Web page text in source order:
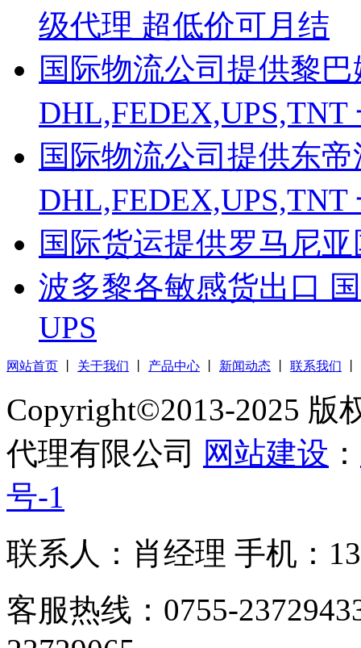
级代理 超低价可月结
国际物流公司提供黎
国际物流公司提供东
国际货运提供罗马尼
波多黎各敏感货出口
UPS
网站首页 关于我们 产品中心 新闻动态 联系我们
Copyright©2013-2025 版
代理有限公司 网站建设 ：
号-1
联系人：肖经理 手机：
客服热线：0755-